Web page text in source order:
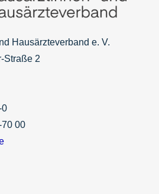
Hausärzteverband e. V.
Straße 2
0
00